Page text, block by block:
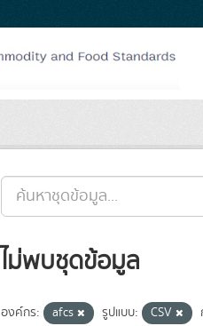
ไม่พบชุดข้อมูล
องค์กร: afcs รูปแบบ: CSV